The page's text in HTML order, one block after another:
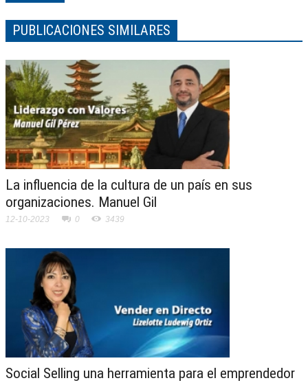
PUBLICACIONES SIMILARES
La influencia de la cultura de un país en sus
organizaciones. Manuel Gil
12-10-2023 0 3439
Social Selling una herramienta para el emprendedor